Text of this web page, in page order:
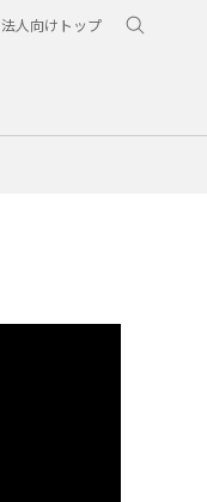
法人向けトップ